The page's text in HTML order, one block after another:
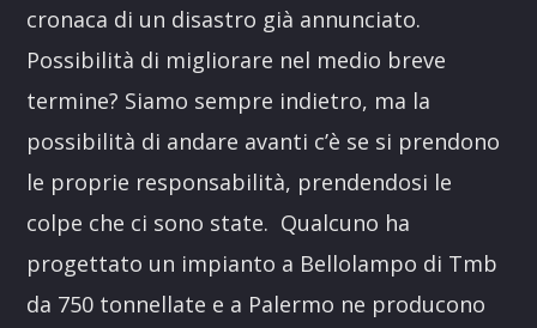
cronaca di un disastro già annunciato.
Possibilità di migliorare nel medio breve
termine? Siamo sempre indietro, ma la
possibilità di andare avanti c’è se si prendono
le proprie responsabilità, prendendosi le
colpe che ci sono state. Qualcuno ha
progettato un impianto a Bellolampo di Tmb
da 750 tonnellate e a Palermo ne producono